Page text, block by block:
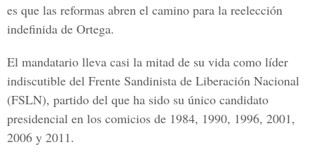
es que las reformas abren el camino para la reelección
indefinida de Ortega.
El mandatario lleva casi la mitad de su vida como líder
indiscutible del Frente Sandinista de Liberación Nacional
(FSLN), partido del que ha sido su único candidato
presidencial en los comicios de 1984, 1990, 1996, 2001,
2006 y 2011.